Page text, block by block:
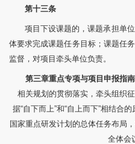
第十三条
项目下设课题的，课题承担单
体要求完成课题任务目标；课题任
监督，对项目牵头单位负责。
第三章重点专项与项目申报指南
相关规划的贯彻落实，牵头组织
据“自下而上”和“自上而下”相结合
国家重点研发计划的总体任务布局
全体会